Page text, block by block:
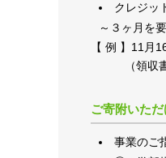
クレジッ
～３ヶ月を
【 例 】11月
（領収書の
ご寄附いた
事業のご